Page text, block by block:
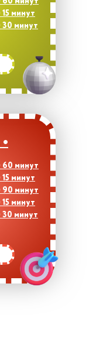
15 минут
30 минут
60 минут
15 минут
90 минут
15 минут
30 минут